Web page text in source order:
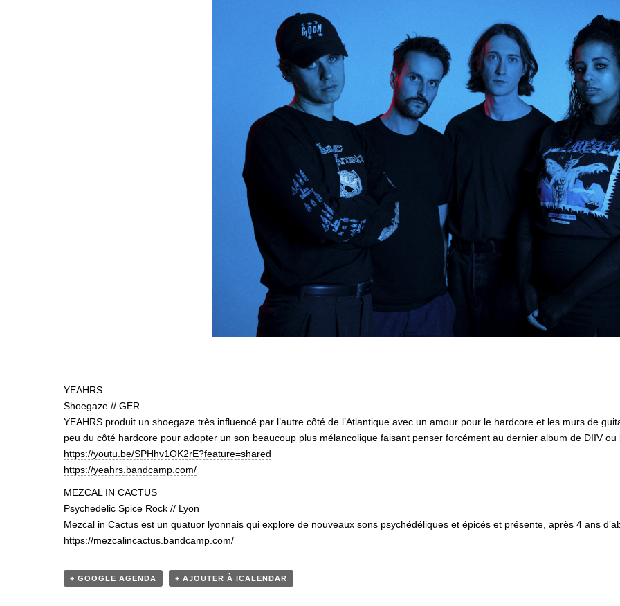
YEAHRS
Shoegaze // GER
YEAHRS produit un shoegaze très influencé par l’autre côté de l’Atlantique avec un amour pour le hardcore et les murs de
peu du côté hardcore pour adopter un son beaucoup plus mélancolique faisant penser forcément au dernier album de DIIV ou
https://youtu.be/SPHhv1OK2rE?feature=shared
https://yeahrs.bandcamp.com/
MEZCAL IN CACTUS
Psychedelic Spice Rock // Lyon
Mezcal in Cactus est un quatuor lyonnais qui explore de nouveaux sons psychédéliques et épicés et présente, après 4 ans
https://mezcalincactus.bandcamp.com/
+ GOOGLE AGENDA + AJOUTER À ICALENDAR